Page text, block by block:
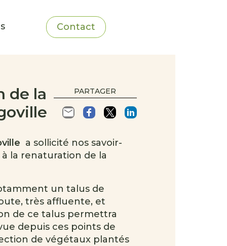
Contact
PARTAGER
de la
a sollicité nos savoir-
la renaturation de la
un talus de
très affluente, et
de ce talus permettra
depuis ces points de
de végétaux plantés